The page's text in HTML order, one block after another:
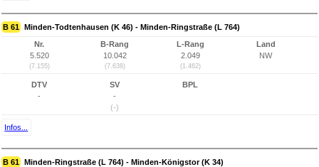
B 61 Minden-Todtenhausen (K 46) - Minden-Ringstraße (L 764)
Nr.
5.520
(7.155)
B-Rang
10.042
(7.638)
L-Rang
2.049
(1.462)
Land
NW
DTV
-
SV
-
(-)
BPL
Infos...
B 61 Minden-Ringstraße (L 764) - Minden-Königstor (K 34)